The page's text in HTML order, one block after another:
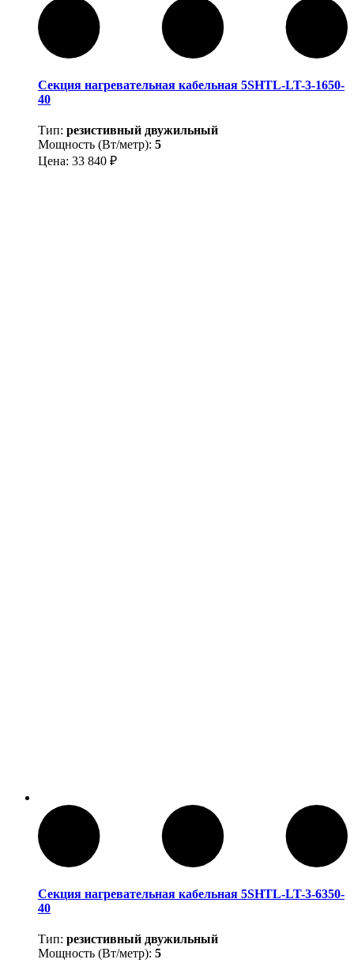
Секция нагревательная кабельная 5SHTL-LT-3-1650-
40
Тип: резистивный двужильный
Мощность (Вт/метр): 5
Цена: 33 840 ₽
Секция нагревательная кабельная 5SHTL-LT-3-6350-
40
Тип: резистивный двужильный
Мощность (Вт/метр): 5